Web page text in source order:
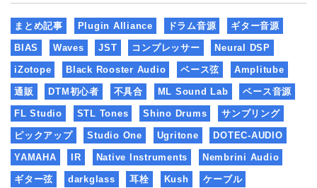
まとめ記事 Plugin Alliance ドラム音源 ギター音源
BIAS Waves JST コンプレッサー Neural DSP
iZotope Black Rooster Audio ベース弦 Amplitube
通販 DTM初心者 不具合 ML Sound Lab ベース音源
FL Studio STL Tones Shino Drums サンプリング
ピックアップ Studio One Ugritone DOTEC-AUDIO
YAMAHA IR Native Instruments Nembrini Audio
ギター弦 darkglass 耳栓 Kush ケーブル